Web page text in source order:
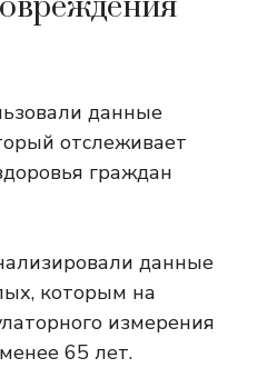
данные
отслеживает
граждан
данные
которым на
измерения
65 лет.